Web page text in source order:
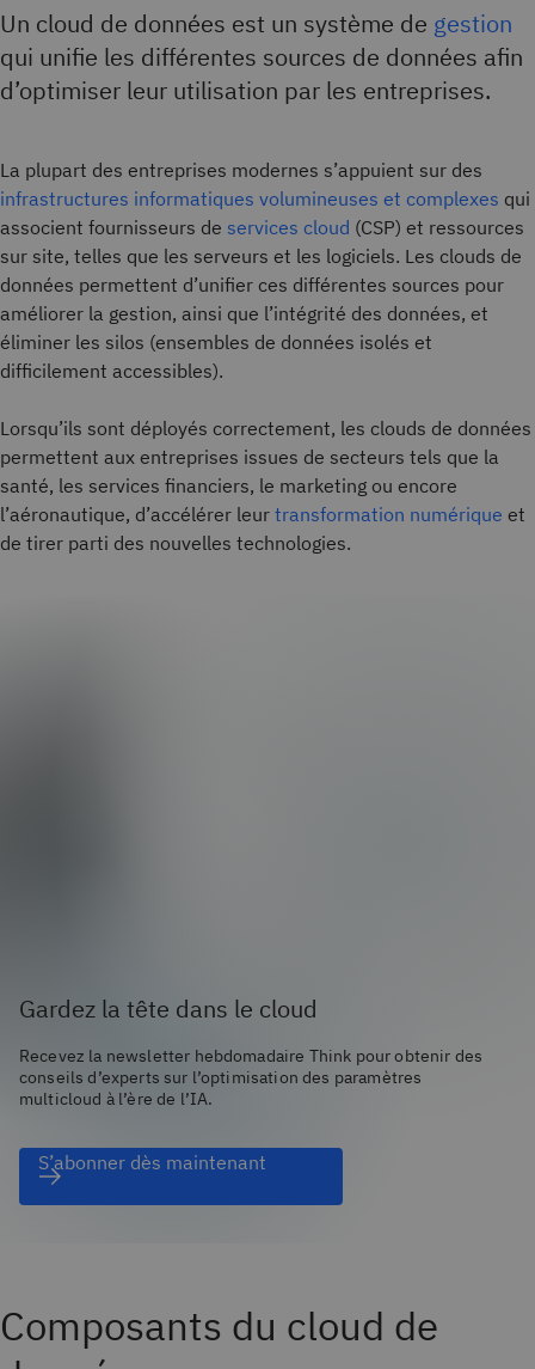
Un cloud de données est un système de gestion
qui unifie les différentes sources de données afin
d’optimiser leur utilisation par les entreprises.
La plupart des entreprises modernes s’appuient sur des
infrastructures informatiques volumineuses et complexes qui
associent fournisseurs de services cloud (CSP) et ressources
sur site, telles que les serveurs et les logiciels. Les clouds de
données permettent d’unifier ces différentes sources pour
améliorer la gestion, ainsi que l’intégrité des données, et
éliminer les silos (ensembles de données isolés et
difficilement accessibles).
Lorsqu’ils sont déployés correctement, les clouds de données
permettent aux entreprises issues de secteurs tels que la
santé, les services financiers, le marketing ou encore
l’aéronautique, d’accélérer leur transformation numérique et
de tirer parti des nouvelles technologies.
Gardez la tête dans le cloud
Recevez la newsletter hebdomadaire Think pour obtenir des
conseils d’experts sur l’optimisation des paramètres
multicloud à l’ère de l’IA.
S’abonner dès maintenant
Composants du cloud de